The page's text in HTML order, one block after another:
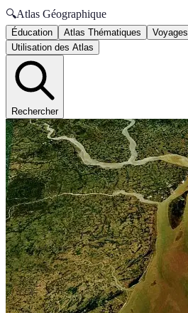
🔍Atlas Géographique
Éducation Atlas Thématiques Voyages
Utilisation des Atlas
Rechercher